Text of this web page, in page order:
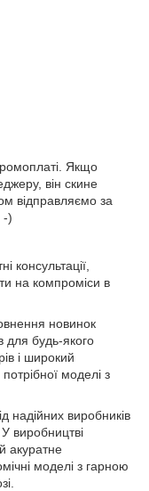
Якщо
він скине
відправляємо за
-)
консультації,
на компроміси в
новинок
для будь-якого
і широкий
моделі з
надійних виробників
виробництві
акуратне
моделі з гарною